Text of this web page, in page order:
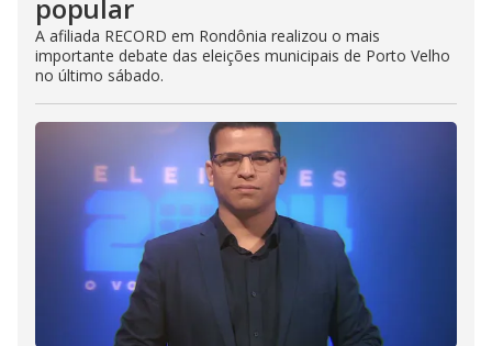
popular
A afiliada RECORD em Rondônia realizou o mais
importante debate das eleições municipais de Porto Velho
no último sábado.